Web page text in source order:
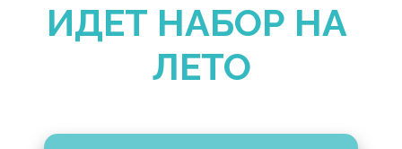
ИДЕТ НАБОР НА
ЛЕТО